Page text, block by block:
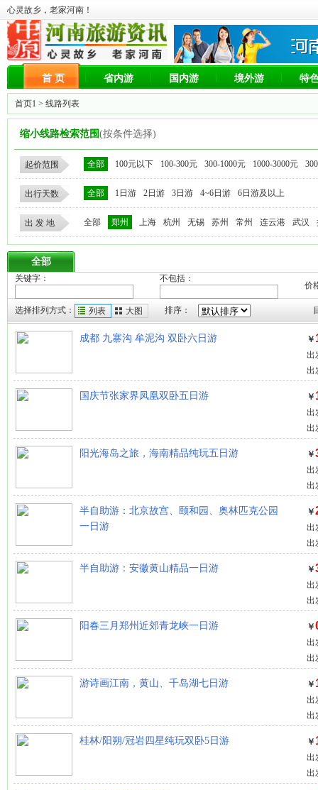
心灵故乡，老家河南！
首 页 省内游 国内游 境外游 特
首页1 > 线路列表
缩小线路检索范围(按条件选择)
起价范围 全部 100元以下 100-300元 300-1000元 1000-3000元
出行天数 全部 1日游 2日游 3日游 4~6日游 6日游及以上
出 发 地 全部 郑州 上海 杭州 无锡 苏州 常州 连云港 武汉
全部
关键字： 不包括：
价
选择排列方式： 列表 大图 排序：
成都 九寨沟 牟泥沟 双卧六日游 ￥
出
出
国庆节张家界凤凰双卧五日游 ￥
出
出
阳光海岛之旅，海南精品纯玩五日游 ￥
出
出
半自助游：北京故宫、颐和园、奥林匹克公园
一日游
￥
出
出
半自助游：安徽黄山精品一日游 ￥
出
出
阳春三月郑州近郊青龙峡一日游 ￥
出
出
游诗画江南，黄山、千岛湖七日游 ￥
出
出
桂林/阳朔/冠岩四星纯玩双卧5日游 ￥
出
出